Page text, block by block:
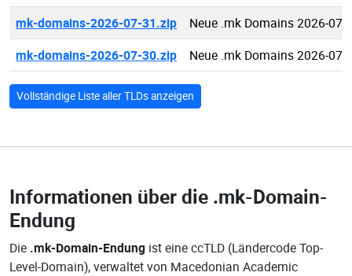
mk-domains-2026-07-31.zip
Neue .mk Domains 2026-07-
mk-domains-2026-07-30.zip
Neue .mk Domains 2026-07-
Vollständige Liste aller TLDs anzeigen
Informationen über die .mk-Domain-
Endung
Die .mk-Domain-Endung ist eine ccTLD (Ländercode Top-
Level-Domain), verwaltet von Macedonian Academic